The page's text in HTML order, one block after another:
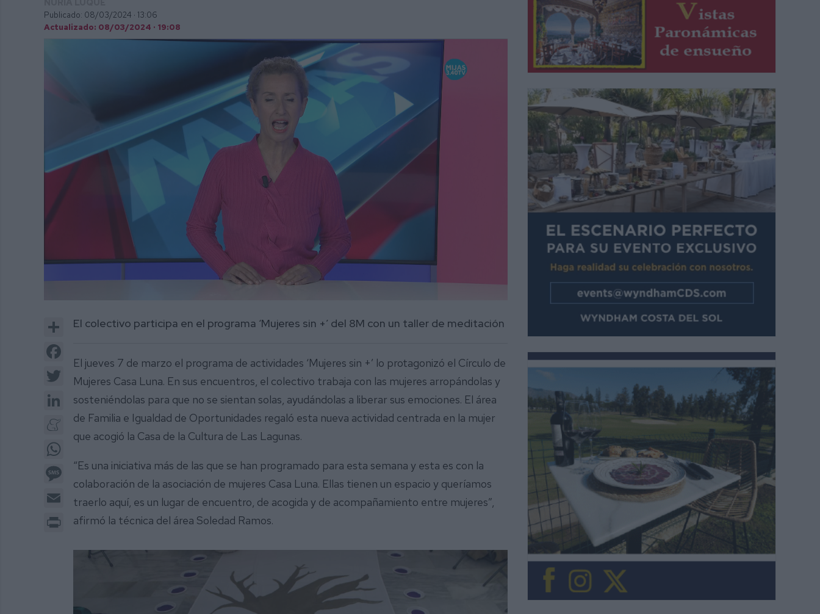
Publicado: 08/03/2024 · 13:06
Actualizado: 08/03/2024 · 19:08
2
minutes,
24
seconds
Share
Twitter
LinkedIn
Meneame
WhatsApp
Message
Print
El colectivo participa en el programa ‘Mujeres sin +’ del 8M con un taller de meditación
El jueves 7 de marzo el programa de actividades ‘Mujeres sin +’ lo protagonizó el Círculo de
Mujeres Casa Luna. En sus encuentros, el colectivo trabaja con las mujeres arropándolas y
sosteniéndolas para que no se sientan solas, ayudándolas a liberar sus emociones. El área
de Familia e Igualdad de Oportunidades regaló esta nueva actividad centrada en la mujer
que acogió la Casa de la Cultura de Las Lagunas.
“Es una iniciativa más de las que se han programado para esta semana y esta es con la
colaboración de la asociación de mujeres Casa Luna. Ellas tienen un espacio y queríamos
traerlo aquí, es un lugar de encuentro, de acogida y de acompañamiento entre mujeres”,
afirmó la técnica del área Soledad Ramos.